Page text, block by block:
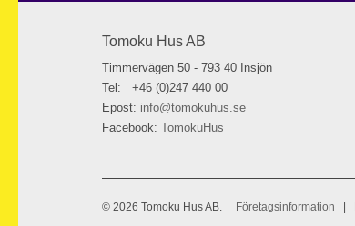
Tomoku Hus AB
Timmervägen 50 - 793 40 Insjön
Tel: +46 (0)247 440 00
Epost: info@tomokuhus.se
Facebook: TomokuHus
© 2026 Tomoku Hus AB. Företagsinformation